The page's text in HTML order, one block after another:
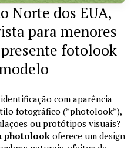
Norte dos EUA,
para menores
presente fotolook
com aparência
fotográfico (*photolook*),
ou protótipos visuais?
photolookoferece um design